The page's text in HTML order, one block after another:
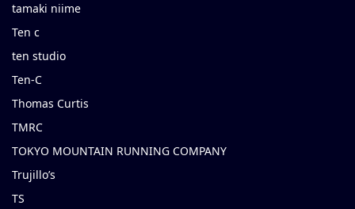
tamaki niime
Ten c
ten studio
Ten-C
Thomas Curtis
TMRC
TOKYO MOUNTAIN RUNNING COMPANY
Trujillo’s
TS